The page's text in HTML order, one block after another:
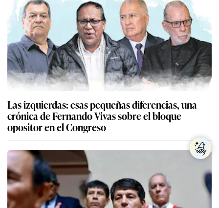
Las izquierdas: esas pequeñas diferencias, una
crónica de Fernando Vivas sobre el bloque
opositor en el Congreso